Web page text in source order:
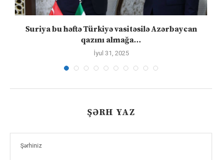
Suriya bu həftə Türkiyə vasitəsilə Azərbaycan
qazını almağa...
İyul 31, 2025
ŞƏRH YAZ